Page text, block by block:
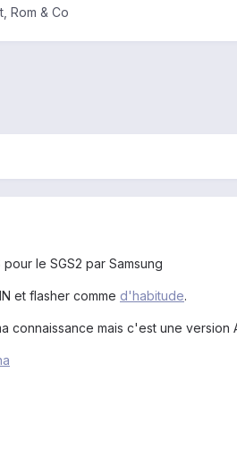
Rom & Co
le SGS2 par Samsung
et flasher comme d'habitude.
connaissance mais c'est une version